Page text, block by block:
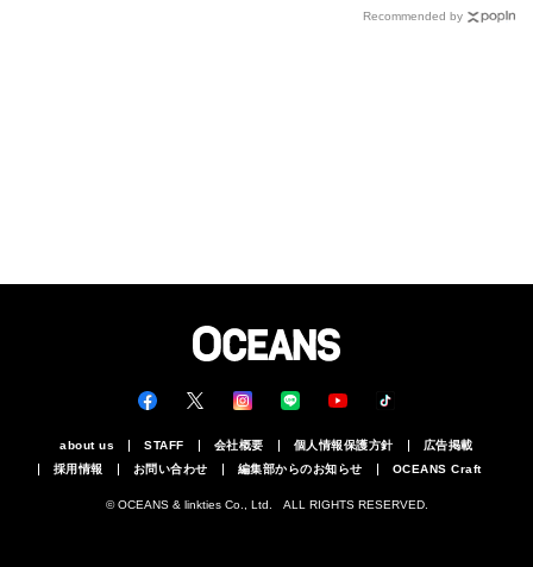
Recommended by
about us STAFF 会社概要 個人情報保護方針
広告掲載
採用情報
お問い合わせ 編集部からのお知らせ OCEANS Craft
© OCEANS & linkties Co., Ltd. ALL RIGHTS RESERVED.